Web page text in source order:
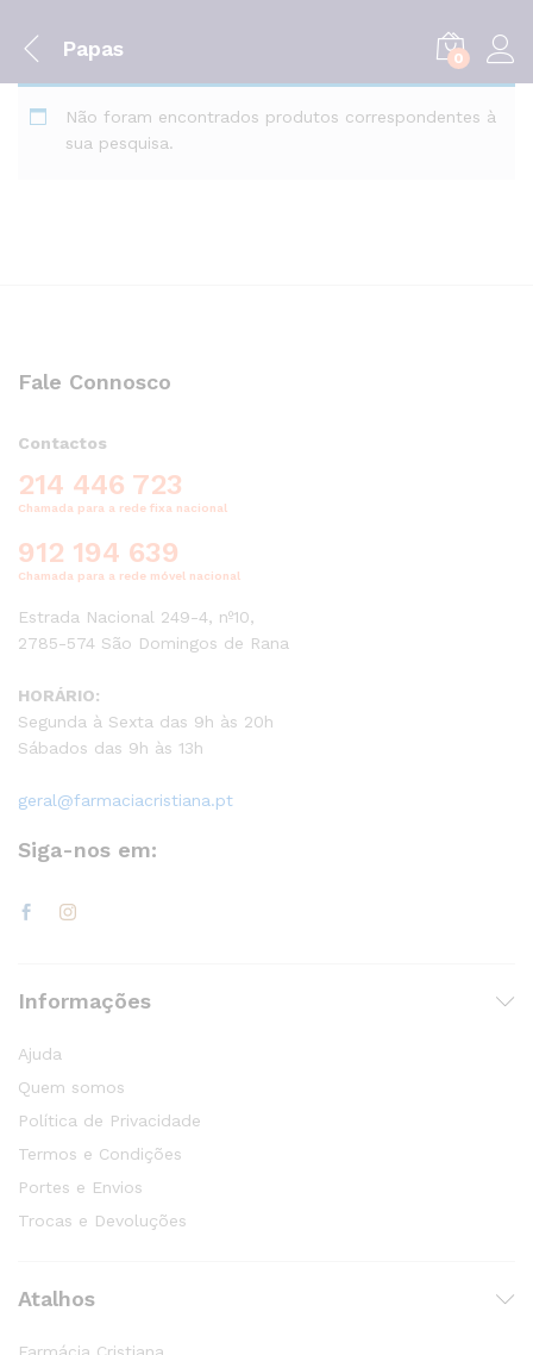
Papas 0
Não foram encontrados produtos correspondentes à
sua pesquisa.
Fale Connosco
Contactos
214 446 723
Chamada para a rede fixa nacional
912 194 639
Chamada para a rede móvel nacional
Estrada Nacional 249-4, nº10,
2785-574 São Domingos de Rana
HORÁRIO:
Segunda à Sexta das 9h às 20h
Sábados das 9h às 13h
geral@farmaciacristiana.pt
Siga-nos em:
Informações
Ajuda
Quem somos
Política de Privacidade
Termos e Condições
Portes e Envios
Trocas e Devoluções
Atalhos